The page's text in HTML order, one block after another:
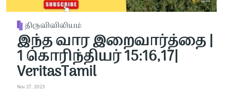
திருவிவிலியம்
இந்த வார இறைவார்த்தை |
1 கொரிந்தியர் 15:16,17|
VeritasTamil
Nov 27, 2023